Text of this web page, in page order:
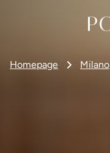
Homepage Milano